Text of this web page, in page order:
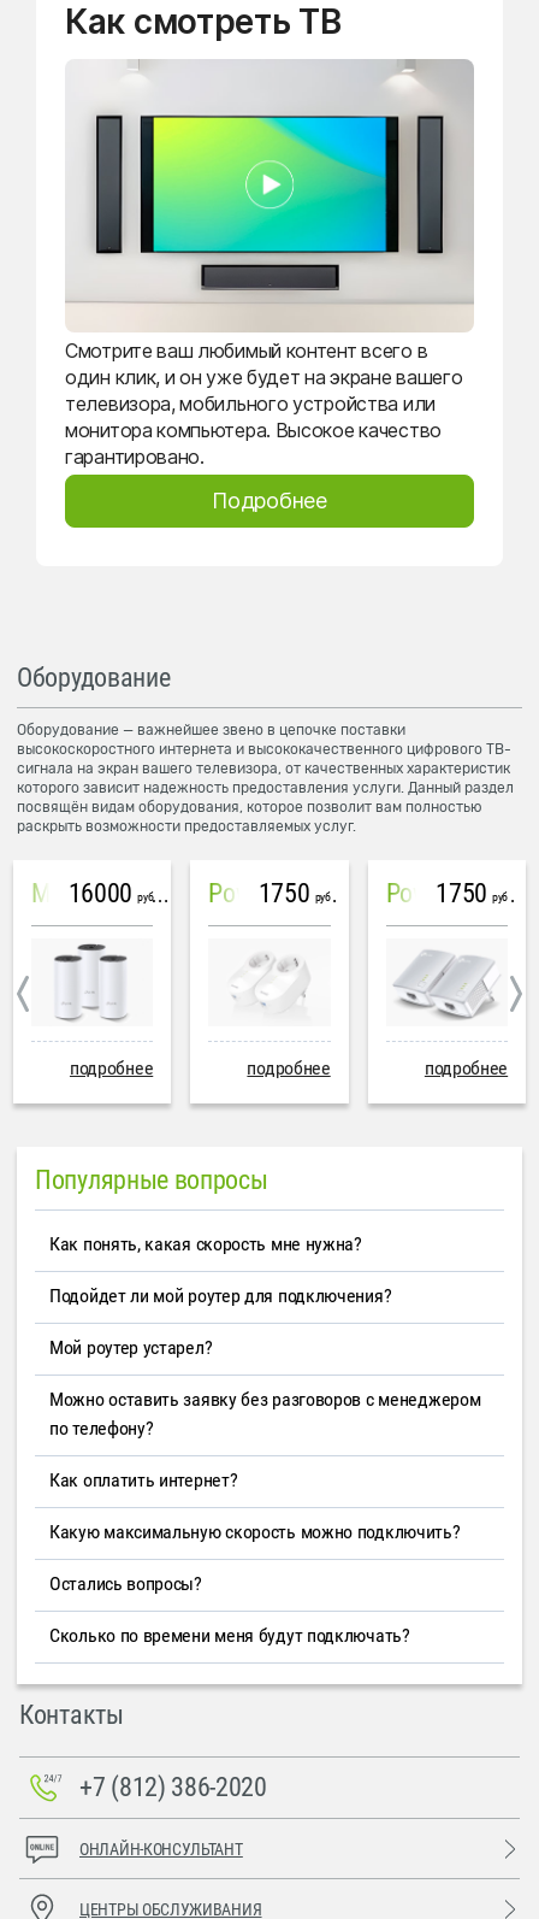
Как смотреть ТВ
Смотрите ваш любимый контент всего в
один клик, и он уже будет на экране вашего
телевизора, мобильного устройства или
монитора компьютера. Высокое качество
гарантировано.
Подробнее
Оборудование
Оборудование — важнейшее звено в цепочке поставки
высокоскоростного интернета и высококачественного цифрового ТВ-
сигнала на экран вашего телевизора, от качественных характеристик
которого зависит надежность предоставления услуги. Данный раздел
посвящён видам оборудования, которое позволит вам полностью
раскрыть возможности предоставляемых услуг.
Mesh система TP-Link Deco M4 (3 устройства)
16000 руб
подробнее
PowerLine Tenda PH6
1750 руб
подробнее
PowerLine TP-Link AV600
1750 руб
подробнее
Популярные вопросы
Как понять, какая скорость мне нужна?
Подойдет ли мой роутер для подключения?
Мой роутер устарел?
Можно оставить заявку без разговоров с менеджером
по телефону?
Как оплатить интернет?
Какую максимальную скорость можно подключить?
Остались вопросы?
Сколько по времени меня будут подключать?
Контакты
+7 (812) 386-2020
ОНЛАЙН-КОНСУЛЬТАНТ
ЦЕНТРЫ ОБСЛУЖИВАНИЯ